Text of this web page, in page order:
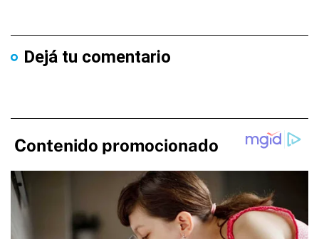
Dejá tu comentario